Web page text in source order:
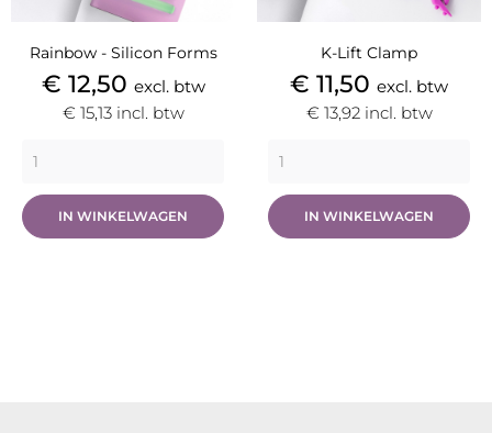
Rainbow - Silicon Forms
Prijs
€ 12,50 excl. btw
€ 15,13 incl. btw
IN WINKELWAGEN
K-Lift Clamp
Prijs
€ 11,50 excl. btw
€ 13,92 incl. btw
IN WINKELWAGEN